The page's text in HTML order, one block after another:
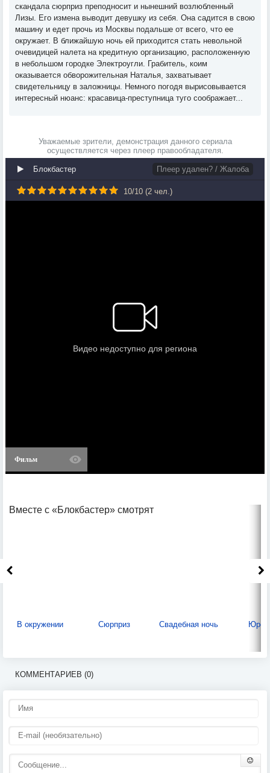
скандала сюрприз преподносит и нынешний возлюбленный
Лизы. Его измена выводит девушку из себя. Она садится в свою
машину и едет прочь из Москвы подальше от всего, что ее
окружает. В ближайшую ночь ей приходится стать невольной
очевидицей налета на кредитную организацию, расположенную
в небольшом городке Электроугли. Грабитель, коим
оказывается обворожительная Наталья, захватывает
свидетельницу в заложницы. Немного погодя вырисовывается
интересный нюанс: красавица-преступница туго соображает...
Уважаемые зрители, демонстрация данного сериала
осуществляется через плеер правообладателя.
Блокбастер Плеер удален? / Жалоба
10/10 (2 чел.)
Фильм
Вместе с «Блокбастер» смотрят
В окружении Сюрприз Свадебная ночь
КОММЕНТАРИЕВ (0)